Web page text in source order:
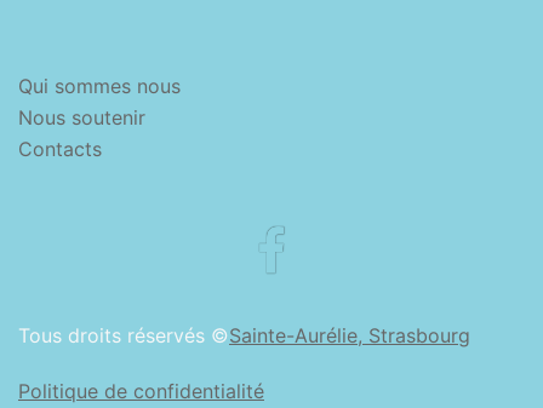
Qui sommes nous
Nous soutenir
Contacts
Tous droits réservés ©Sainte-Aurélie, Strasbourg
Politique de confidentialité